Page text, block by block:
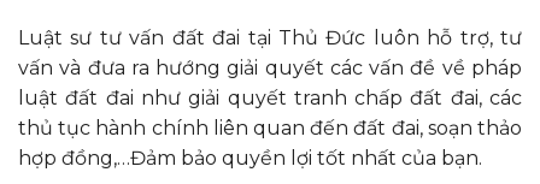
Luật sư tư vấn đất đai tại Thủ Đức luôn hỗ trợ, tư
vấn và đưa ra hướng giải quyết các vấn đề về pháp
luật đất đai như giải quyết tranh chấp đất đai, các
thủ tục hành chính liên quan đến đất đai, soạn thảo
hợp đồng,…Đảm bảo quyền lợi tốt nhất của bạn.